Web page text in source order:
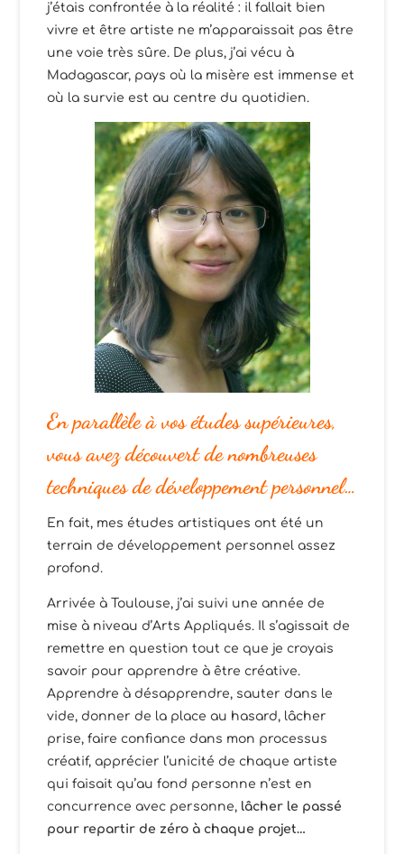
j’étais confrontée à la réalité : il fallait bien
vivre et être artiste ne m’apparaissait pas être
une voie très sûre. De plus, j’ai vécu à
Madagascar, pays où la misère est immense et
où la survie est au centre du quotidien.
En parallèle à vos études supérieures,
vous avez découvert de nombreuses
techniques de développement personnel…
En fait, mes études artistiques ont été un
terrain de développement personnel assez
profond.
Arrivée à Toulouse, j’ai suivi une année de
mise à niveau d’Arts Appliqués. Il s’agissait de
remettre en question tout ce que je croyais
savoir pour apprendre à être créative.
Apprendre à désapprendre, sauter dans le
vide, donner de la place au hasard, lâcher
prise, faire confiance dans mon processus
créatif, apprécier l’unicité de chaque artiste
qui faisait qu’au fond personne n’est en
concurrence avec personne, lâcher le passé
pour repartir de zéro à chaque projet…